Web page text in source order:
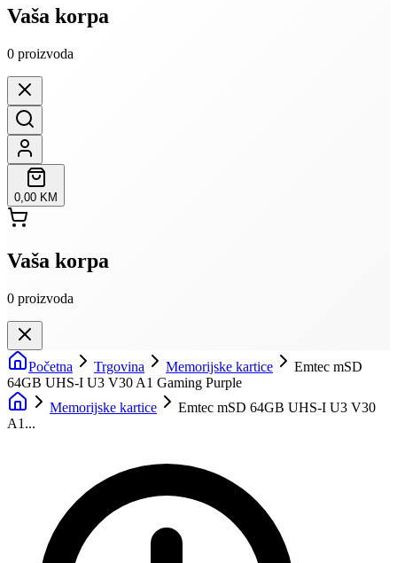
Vaša korpa
0 proizvoda
0,00 KM
Vaša korpa
0 proizvoda
Početna Trgovina Memorijske kartice
Emtec mSD
64GB UHS-I U3 V30 A1 Gaming Purple
Memorijske kartice
Emtec mSD 64GB UHS-I U3 V30
A1...